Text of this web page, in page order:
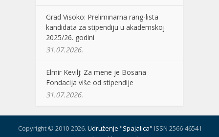
Grad Visoko: Preliminarna rang-lista
kandidata za stipendiju u akademskoj
2025/26. godini
31.07.2026.
Elmir Kevilj: Za mene je Bosana
Fondacija više od stipendije
31.07.2026.
Copyright © 2010-2026. Udruženje "Spajalica" ISSN 2566-4654 I